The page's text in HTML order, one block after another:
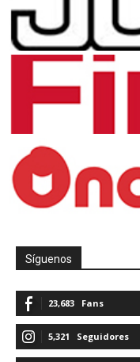
Síguenos
23,683 Fans
5,321 Seguidores